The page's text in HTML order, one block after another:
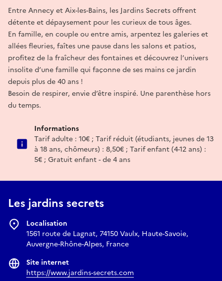
Entre Annecy et Aix-les-Bains, les Jardins Secrets offrent
détente et dépaysement pour les curieux de tous âges.
En famille, en couple ou entre amis, arpentez les galeries et
allées fleuries, faîtes une pause dans les salons et patios,
profitez de la fraîcheur des fontaines et découvrez l’univers
insolite d’une famille qui façonne de ses mains ce jardin
depuis plus de 40 ans !
Besoin de respirer, envie d’être inspiré. Une parenthèse hors
du temps.
Informations
Tarif adulte : 10€ ; Tarif réduit (étudiants, jeunes de 13
à 18 ans, chômeurs) : 8,50€ ; Tarif enfant (4-12 ans) :
5€ ; Gratuit enfant - de 4 ans
Les jardins secrets
Localisation
1561 route de Lagnat, 74150 Vaulx, Haute-Savoie,
Auvergne-Rhône-Alpes, France
Site internet
https://www.jardins-secrets.com